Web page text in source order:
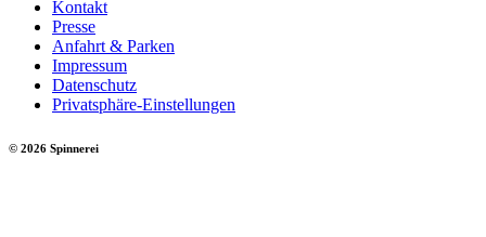
Kontakt
Presse
Anfahrt & Parken
Impressum
Datenschutz
Privatsphäre-Einstellungen
© 2026 Spinnerei